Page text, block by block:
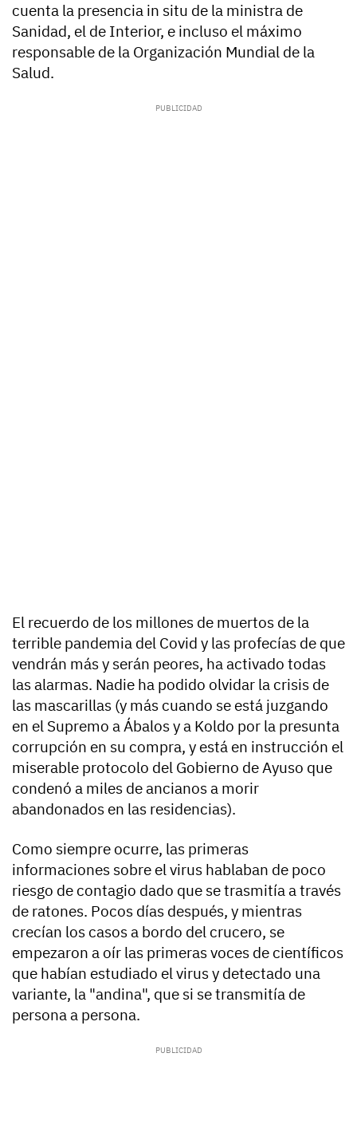
cuenta la presencia in situ de la ministra de
Sanidad, el de Interior, e incluso el máximo
responsable de la Organización Mundial de la
Salud.
El recuerdo de los millones de muertos de la
terrible pandemia del Covid y las profecías de que
vendrán más y serán peores, ha activado todas
las alarmas. Nadie ha podido olvidar la crisis de
las mascarillas (y más cuando se está juzgando
en el Supremo a Ábalos y a Koldo por la presunta
corrupción en su compra, y está en instrucción el
miserable protocolo del Gobierno de Ayuso que
condenó a miles de ancianos a morir
abandonados en las residencias).
Como siempre ocurre, las primeras
informaciones sobre el virus hablaban de poco
riesgo de contagio dado que se trasmitía a través
de ratones. Pocos días después, y mientras
crecían los casos a bordo del crucero, se
empezaron a oír las primeras voces de científicos
que habían estudiado el virus y detectado una
variante, la "andina", que si se transmitía de
persona a persona.